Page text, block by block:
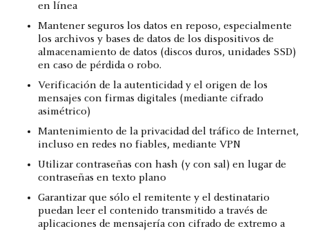
en línea
Mantener seguros los datos en reposo, especialmente
los archivos y bases de datos de los dispositivos de
almacenamiento de datos (discos duros, unidades SSD)
en caso de pérdida o robo.
Verificación de la autenticidad y el origen de los
mensajes con firmas digitales (mediante cifrado
asimétrico)
Mantenimiento de la privacidad del tráfico de Internet,
incluso en redes no fiables, mediante VPN
Utilizar contraseñas con hash (y con sal) en lugar de
contraseñas en texto plano
Garantizar que sólo el remitente y el destinatario
puedan leer el contenido transmitido a través de
aplicaciones de mensajería con cifrado de extremo a